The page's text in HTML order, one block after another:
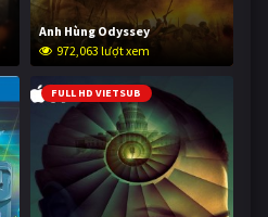
Anh Hùng Odyssey
972,063 lượt xem
FULL HD VIETSUB